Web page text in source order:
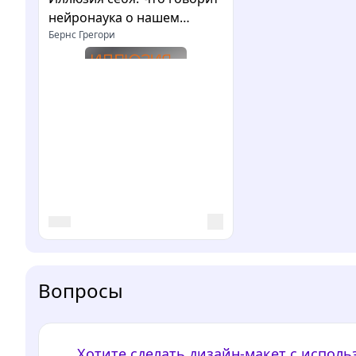
нейронаука о нашем
самовосприятии
Бернс Грегори
Вопросы